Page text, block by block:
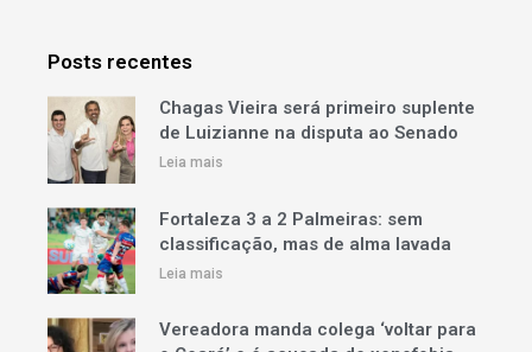
Posts recentes
Chagas Vieira será primeiro suplente
de Luizianne na disputa ao Senado
Leia mais
Fortaleza 3 a 2 Palmeiras: sem
classificação, mas de alma lavada
Leia mais
Vereadora manda colega ‘voltar para